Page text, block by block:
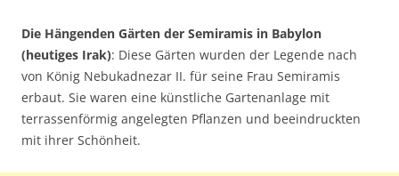
Die Hängenden Gärten der Semiramis in Babylon
(heutiges Irak): Diese Gärten wurden der Legende nach
von König Nebukadnezar II. für seine Frau Semiramis
erbaut. Sie waren eine künstliche Gartenanlage mit
terrassenförmig angelegten Pflanzen und beeindruckten
mit ihrer Schönheit.